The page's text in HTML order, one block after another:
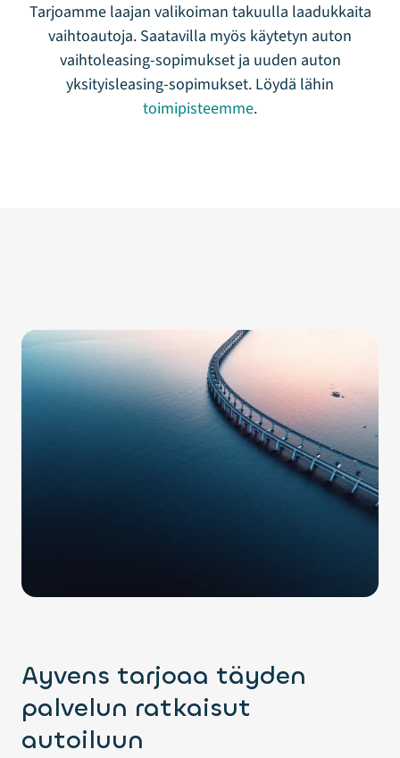
Tarjoamme laajan valikoiman takuulla laadukkaita
vaihtoautoja. Saatavilla myös käytetyn auton
vaihtoleasing-sopimukset ja uuden auton
yksityisleasing-sopimukset. Löydä lähin
toimipisteemme.
Ayvens tarjoaa täyden
palvelun ratkaisut
autoiluun